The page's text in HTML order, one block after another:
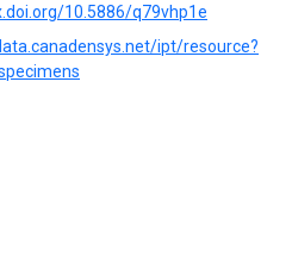
10.5886/q79vhp1e
ipt/resource?